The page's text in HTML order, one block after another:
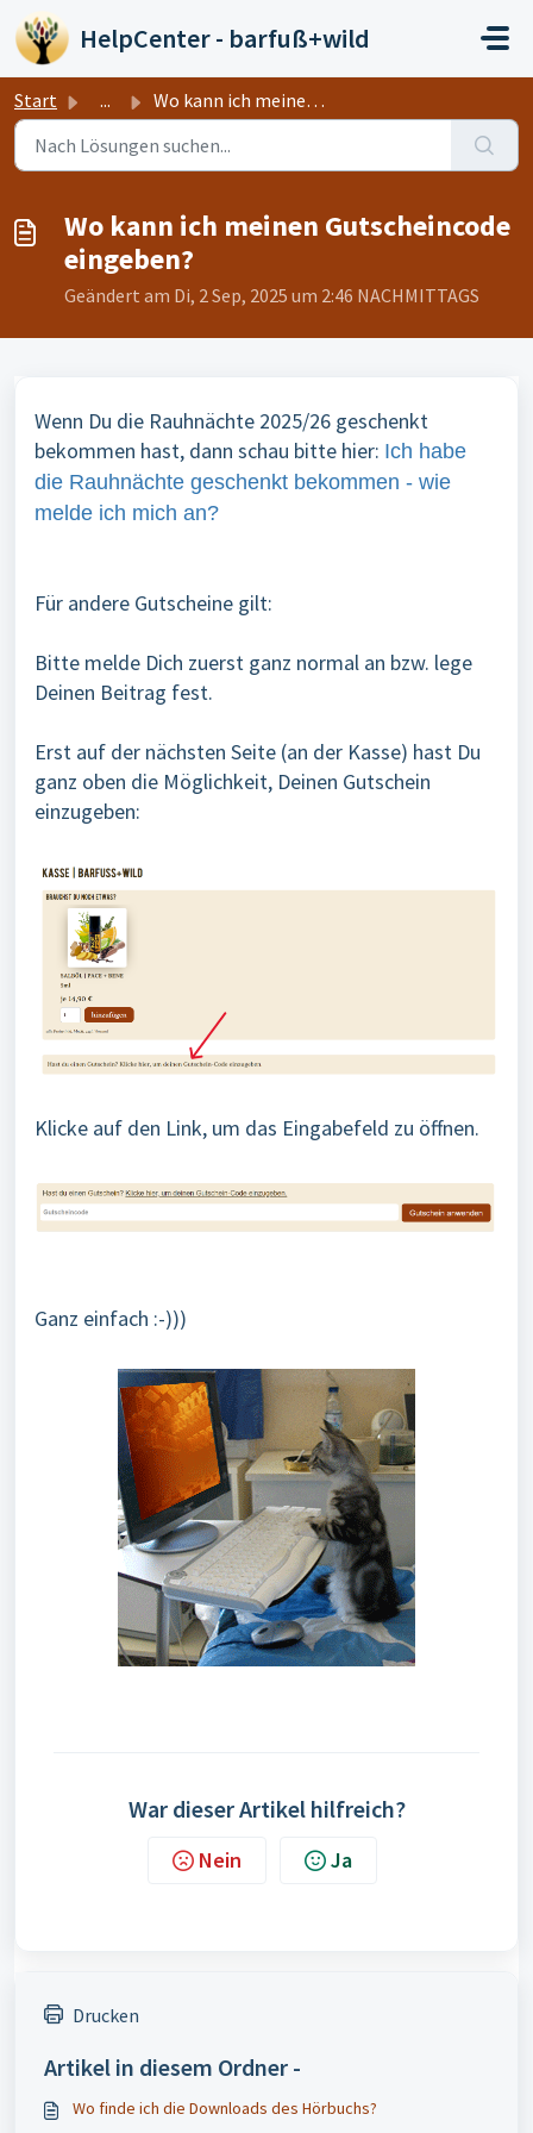
Zum hauptsächlichen Inhalt gehen
HelpCenter - barfuß+wild
Start ... Wo kann ich meinen Gutscheincode eingeben?
Wo kann ich meinen Gutscheincode
eingeben?
Geändert am Di, 2 Sep, 2025 um 2:46 NACHMITTAGS
Wenn Du die Rauhnächte 2025/26 geschenkt
bekommen hast, dann schau bitte hier: Ich habe
die Rauhnächte geschenkt bekommen - wie
melde ich mich an?
Für andere Gutscheine gilt:
Bitte melde Dich zuerst ganz normal an bzw. lege
Deinen Beitrag fest.
Erst auf der nächsten Seite (an der Kasse) hast Du
ganz oben die Möglichkeit, Deinen Gutschein
einzugeben:
Klicke auf den Link, um das Eingabefeld zu öffnen.
Ganz einfach :-)))
War dieser Artikel hilfreich?
Nein Ja
Drucken
Artikel in diesem Ordner -
Wo finde ich die Downloads des Hörbuchs?